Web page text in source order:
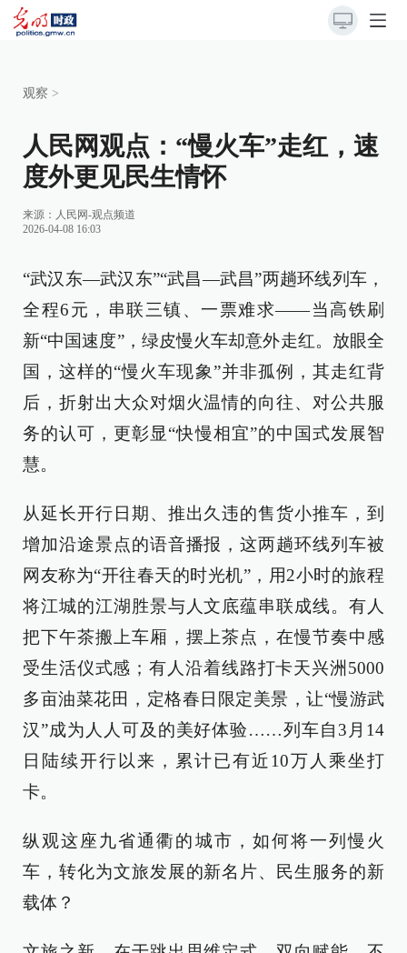
观察 >
人民网观点：“慢火车”走红，速
度外更见民生情怀
来源： 人民网-观点频道
2026-04-08 16:03
“武汉东—武汉东”“武昌—武昌”两趟环线列车，
全程6元，串联三镇、一票难求——当高铁刷
新“中国速度”，绿皮慢火车却意外走红。放眼全
国，这样的“慢火车现象”并非孤例，其走红背
后，折射出大众对烟火温情的向往、对公共服
务的认可，更彰显“快慢相宜”的中国式发展智
慧。
从延长开行日期、推出久违的售货小推车，到
增加沿途景点的语音播报，这两趟环线列车被
网友称为“开往春天的时光机”，用2小时的旅程
将江城的江湖胜景与人文底蕴串联成线。有人
把下午茶搬上车厢，摆上茶点，在慢节奏中感
受生活仪式感；有人沿着线路打卡天兴洲5000
多亩油菜花田，定格春日限定美景，让“慢游武
汉”成为人人可及的美好体验……列车自3月14
日陆续开行以来，累计已有近10万人乘坐打
卡。
纵观这座九省通衢的城市，如何将一列慢火
车，转化为文旅发展的新名片、民生服务的新
载体？